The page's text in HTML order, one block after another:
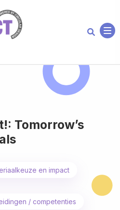
Tomorrow’s
en impact
/ competenties